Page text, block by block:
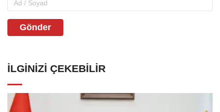
Gönder
İLGINIZI ÇEKEBILIR